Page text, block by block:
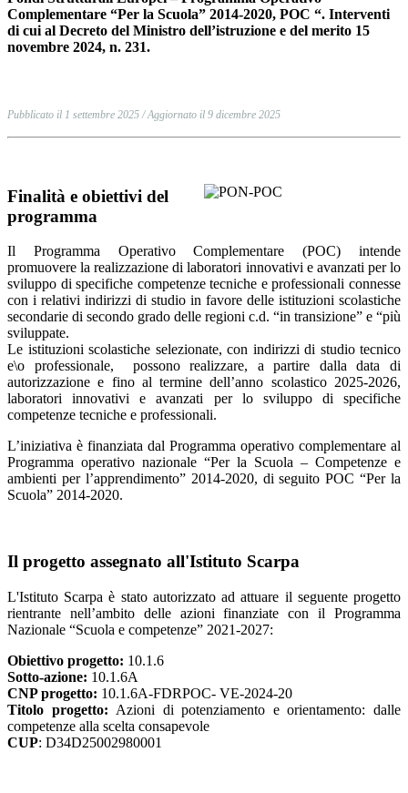
Complementare “Per la Scuola” 2014-2020, POC “. Interventi
di cui al Decreto del Ministro dell’istruzione e del merito 15
novembre 2024, n. 231.
Pubblicato il 1 settembre 2025 / Aggiornato il 9 dicembre 2025
Finalità e obiettivi del
programma
Il Programma Operativo Complementare (POC) intende
promuovere la realizzazione di laboratori innovativi e avanzati per lo
sviluppo di specifiche competenze tecniche e professionali connesse
con i relativi indirizzi di studio in favore delle istituzioni scolastiche
secondarie di secondo grado delle regioni c.d. “in transizione” e “più
sviluppate.
Le istituzioni scolastiche selezionate, con indirizzi di studio tecnico
e\o professionale, possono realizzare, a partire dalla data di
autorizzazione e fino al termine dell’anno scolastico 2025-2026,
laboratori innovativi e avanzati per lo sviluppo di specifiche
competenze tecniche e professionali.
L’iniziativa è finanziata dal Programma operativo complementare al
Programma operativo nazionale “Per la Scuola – Competenze e
ambienti per l’apprendimento” 2014-2020, di seguito POC “Per la
Scuola” 2014-2020.
Il progetto assegnato all'Istituto Scarpa
L'Istituto Scarpa è stato autorizzato ad attuare il seguente progetto
rientrante nell’ambito delle azioni finanziate con il Programma
Nazionale “Scuola e competenze” 2021-2027:
Obiettivo progetto: 10.1.6
Sotto-azione: 10.1.6A
CNP progetto: 10.1.6A-FDRPOC- VE-2024-20
Titolo progetto: Azioni di potenziamento e orientamento: dalle
competenze alla scelta consapevole
CUP: D34D25002980001